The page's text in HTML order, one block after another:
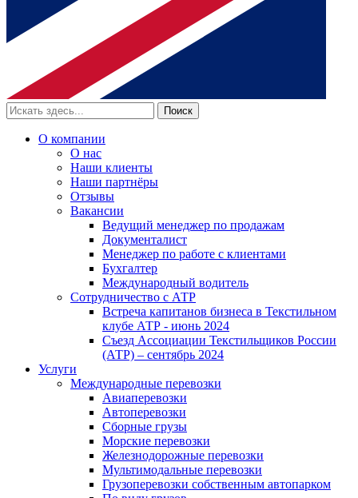
Поиск
О компании
О нас
Наши клиенты
Наши партнёры
Отзывы
Вакансии
Ведущий менеджер по продажам
Документалист
Менеджер по работе с клиентами
Бухгалтер
Международный водитель
Сотрудничество с АТР
Встреча капитанов бизнеса в Текстильном
клубе АТР - июнь 2024
Съезд Ассоциации Текстильщиков России
(АТР) – сентябрь 2024
Услуги
Международные перевозки
Авиаперевозки
Автоперевозки
Сборные грузы
Морские перевозки
Железнодорожные перевозки
Мультимодальные перевозки
Грузоперевозки собственным автопарком